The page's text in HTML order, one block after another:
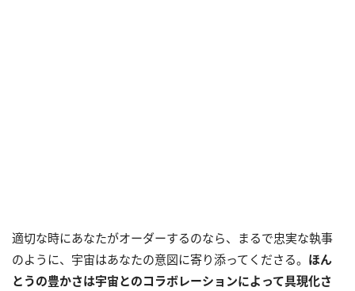
適切な時にあなたがオーダーするのなら、まるで忠実な執事
のように、宇宙はあなたの意図に寄り添ってくださる。 ほん
とうの豊かさは宇宙とのコラボレーションによって具現化さ